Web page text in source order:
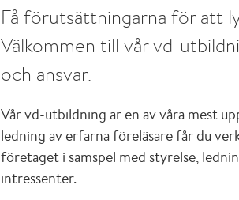
Få förutsättningarna för att
Välkommen till vår vd-
och ansvar.
Vår vd-utbildning är en av våra mest
ledning av erfarna föreläsare får du
företaget i samspel med styrelse,
intressenter.